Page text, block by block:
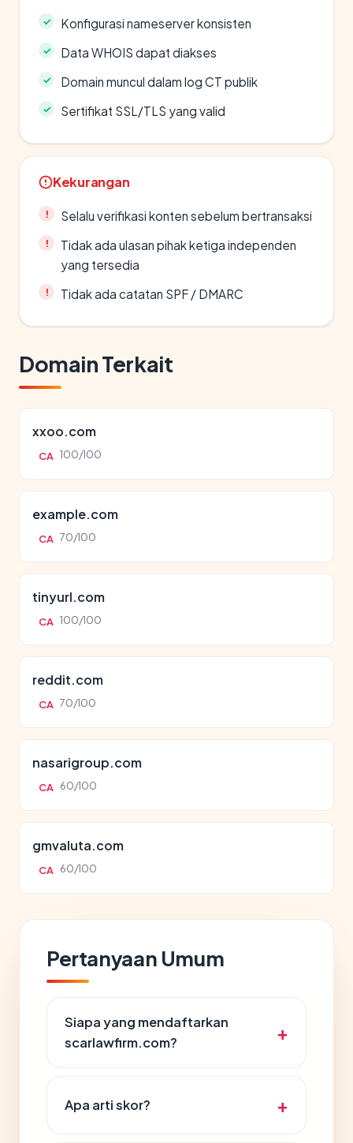
Konfigurasi nameserver konsisten
Data WHOIS dapat diakses
Domain muncul dalam log CT publik
Sertifikat SSL/TLS yang valid
Kekurangan
Selalu verifikasi konten sebelum bertransaksi
Tidak ada ulasan pihak ketiga independen
yang tersedia
Tidak ada catatan SPF / DMARC
Domain Terkait
xxoo.com
CA 100/100
example.com
CA 70/100
tinyurl.com
CA 100/100
reddit.com
CA 70/100
nasarigroup.com
CA 60/100
gmvaluta.com
CA 60/100
Pertanyaan Umum
Siapa yang mendaftarkan
scarlawfirm.com?
Apa arti skor?